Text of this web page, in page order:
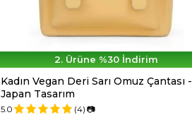
2. Ürüne %30 İndirim
Kadın Vegan Deri Sarı Omuz Çantası -
Japan Tasarım
5.0 (4) 📷